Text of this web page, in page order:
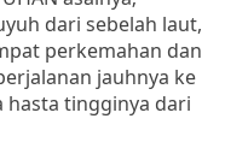
dari sebelah laut,
perkemahan dan
jauhnya ke
hasta tingginya dari